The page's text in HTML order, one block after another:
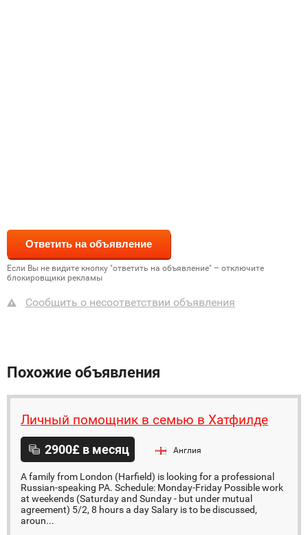
Если Вы не видите кнопку "ответить на объявление" – отключите
блокировщики рекламы
Сообщить о несоответствии объявления
Похожие объявления
Личный помощник в семью в Хатфилде
2900£ в месяц Англия
A family from London (Harfield) is looking for a professional
Russian-speaking PA. Schedule: Monday-Friday Possible work
at weekends (Saturday and Sunday - but under mutual
agreement) 5/2, 8 hours a day Salary is to be discussed,
aroun...